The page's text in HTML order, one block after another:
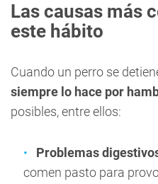
Las causas más
este hábito
Cuando un perro se
siempre lo hace por
posibles, entre ellos:
Problemas
comen pasto para